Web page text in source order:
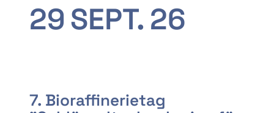
29SEPT. 26
7. Bioraffinerietag